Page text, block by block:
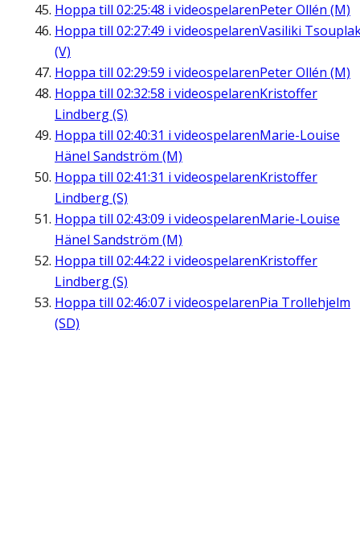
Hoppa till 02:25:48 i videospelarenPeter Ollén (M)
Hoppa till 02:27:49 i videospelarenVasiliki
(V)
Hoppa till 02:29:59 i videospelarenPeter Ollén (M)
Hoppa till 02:32:58 i videospelarenKristoffer
Lindberg (S)
Hoppa till 02:40:31 i videospelarenMarie-Louise
Hänel Sandström (M)
Hoppa till 02:41:31 i videospelarenKristoffer
Lindberg (S)
Hoppa till 02:43:09 i videospelarenMarie-Louise
Hänel Sandström (M)
Hoppa till 02:44:22 i videospelarenKristoffer
Lindberg (S)
Hoppa till 02:46:07 i videospelarenPia Trollehjelm
(SD)